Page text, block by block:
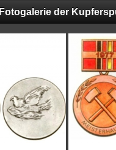
Fotogalerie der